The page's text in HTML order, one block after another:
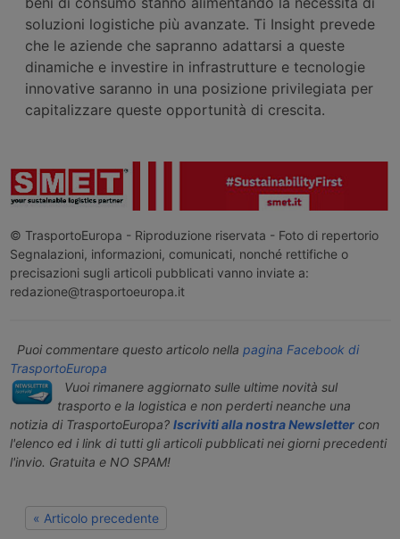
soluzioni logistiche più avanzate. Ti Insight prevede
che le aziende che sapranno adattarsi a queste
dinamiche e investire in infrastrutture e tecnologie
innovative saranno in una posizione privilegiata per
capitalizzare queste opportunità di crescita.
© TrasportoEuropa - Riproduzione riservata - Foto di repertorio
Segnalazioni, informazioni, comunicati, nonché rettifiche o
precisazioni sugli articoli pubblicati vanno inviate a:
redazione@trasportoeuropa.it
Puoi commentare questo articolo nella pagina Facebook di
TrasportoEuropa
Vuoi rimanere aggiornato sulle ultime novità sul
trasporto e la logistica e non perderti neanche una
notizia di TrasportoEuropa? Iscriviti alla nostra Newslettercon
l'elenco ed i link di tutti gli articoli pubblicati nei giorni precedenti
l'invio. Gratuita e NO SPAM!
« Articolo precedente